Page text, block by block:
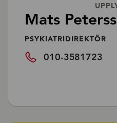
Mats
PSYKIATRIDIREKTÖR
010-3581723